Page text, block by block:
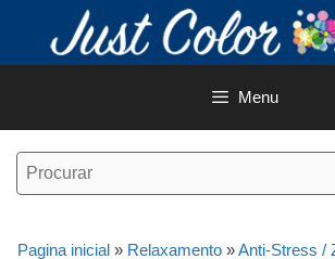
o
Menu
Pagina inicial » Relaxamento »Anti-Stress /